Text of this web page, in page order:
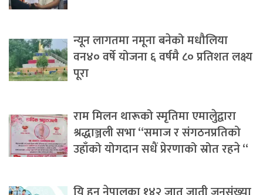
न्यून लागतमा नमूना बनेको मधौलिया
वन४० वर्षे योजना ६ वर्षमै ८० प्रतिशत लक्ष्य
पूरा
राम मिलन थारूको स्मृतिमा एमालेुद्वारा
श्रद्धाञ्जली सभा “समाज र संगठनप्रतिको
उहाँको योगदान सधैं प्रेरणाको स्रोत रहने “